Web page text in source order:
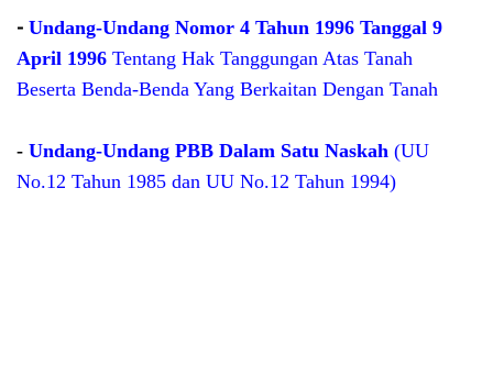
- Undang-Undang Nomor 4 Tahun 1996 Tanggal 9
April 1996 Tentang Hak Tanggungan Atas Tanah
Beserta Benda-Benda Yang Berkaitan Dengan Tanah
- Undang-Undang PBB Dalam Satu Naskah (UU
No.12 Tahun 1985 dan UU No.12 Tahun 1994)